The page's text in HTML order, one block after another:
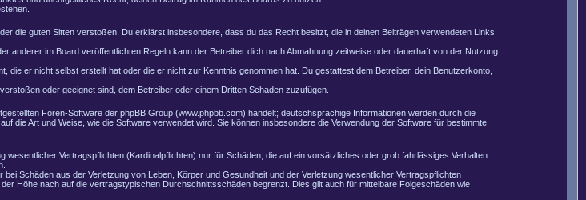
die guten Sitten verstoßen. Du erklärst insbesondere, dass du das Recht besitzt, die in deinen Beiträgen verwendeten Links
im Board veröffentlichten Regeln kann der Betreiber dich nach Abmahnung zeitweise oder dauerhaft von der Nutzung
er nicht selbst erstellt hat oder die er nicht zur Kenntnis genommen hat. Du gestattest dem Betreiber, dein Benutzerkonto,
oder geeignet sind, dem Betreiber oder einem Dritten Schaden zuzufügen.
Foren-Software der phpBB Group (www.phpbb.com) handelt; deutschsprachige Informationen werden durch die
die Art und Weise, wie die Software verwendet wird. Sie können insbesondere die Verwendung der Software für bestimmte
Vertragspflichten (Kardinalpflichten) nur für Schäden, die auf ein vorsätzliches oder grob fahrlässiges Verhalten
Schäden aus der Verletzung von Leben, Körper und Gesundheit und der Verletzung wesentlicher Vertragspflichten
Höhe nach auf die vertragstypischen Durchschnittsschäden begrenzt. Dies gilt auch für mittelbare Folgeschäden wie